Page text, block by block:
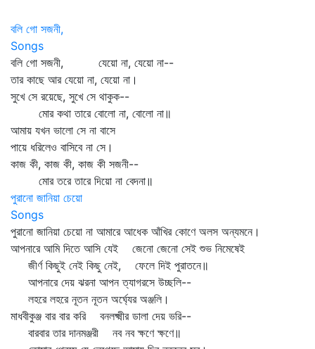
বলি গো সজনী,
Songs
বলি গো সজনী, যেয়ো না, যেয়ো না--
তার কাছে আর যেয়ো না, যেয়ো না।
সুখে সে রয়েছে, সুখে সে থাকুক--
মোর কথা তারে বোলো না, বোলো না॥
আমায় যখন ভালো সে না বাসে
পায়ে ধরিলেও বাসিবে না সে।
কাজ কী, কাজ কী, কাজ কী সজনী--
মোর তরে তারে দিয়ো না বেদনা॥
পুরানো জানিয়া চেয়ো
Songs
পুরানো জানিয়া চেয়ো না আমারে আধেক আঁখির কোণে অলস অন্যমনে।
আপনারে আমি দিতে আসি যেই জেনো জেনো সেই শুভ নিমেষেই
জীর্ণ কিছুই নেই কিছু নেই, ফেলে দিই পুরাতনে॥
আপনারে দেয় ঝরনা আপন ত্যাগরসে উচ্ছলি--
লহরে লহরে নূতন নূতন অর্ঘ্যের অঞ্জলি।
মাধবীকুঞ্জ বার বার করি বনলক্ষ্মীর ডালা দেয় ভরি--
বারবার তার দানমঞ্জরী নব নব ক্ষণে ক্ষণে॥